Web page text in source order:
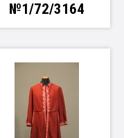
№1/72/3164